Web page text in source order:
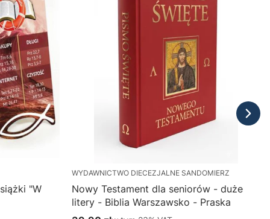
"W
WYDAWNICTWO DIECEZJALNE SANDOMIERZ
Nowy Testament dla seniorów - duże
litery - Biblia Warszawsko - Praska